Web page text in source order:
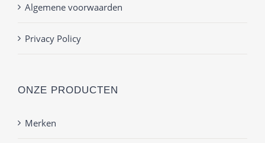
Algemene voorwaarden
Privacy Policy
ONZE PRODUCTEN
Merken